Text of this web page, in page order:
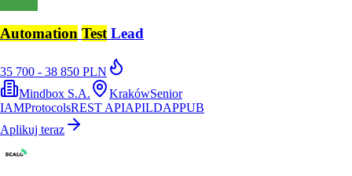
Automation TestLead
35 700 - 38 850 PLN
Mindbox S.A.
KrakówSenior
IAMProtocolsREST APIAPILDAPPUB
Aplikuj teraz